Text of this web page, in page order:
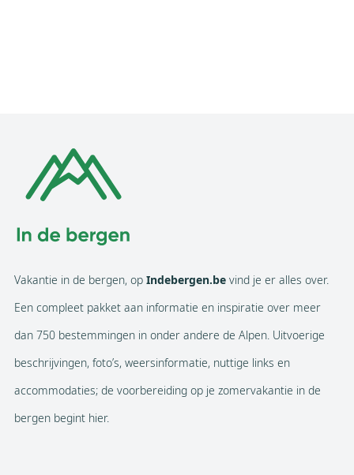
Vakantie in de bergen, op Indebergen.be vind je er alles over.
Een compleet pakket aan informatie en inspiratie over meer
dan 750 bestemmingen in onder andere de Alpen. Uitvoerige
beschrijvingen, foto’s, weersinformatie, nuttige links en
accommodaties; de voorbereiding op je zomervakantie in de
bergen begint hier.